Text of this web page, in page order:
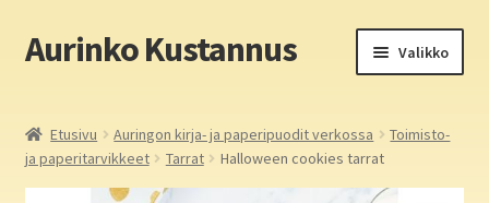
Siirry
navigointiin
Siirry
sisältöön
Aurinko Kustannus Valikko
Yritys
Etusivu Auringon kirja- ja paperipuodit verkossa
Toimisto-
ja paperitarvikkeet
Tarrat Halloween cookies tarrat